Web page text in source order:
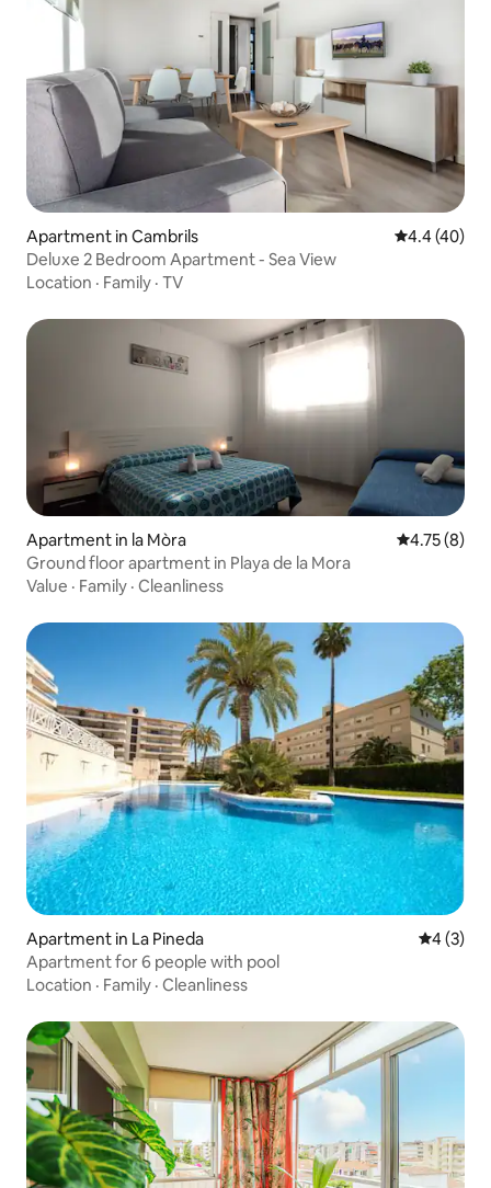
Apartment in Cambrils 4.4 out of 5
4.4 (40)
Deluxe 2 Bedroom Apartment - Sea View
Location · Family · TV
Apartment in la Mòra 4.75 out of
4.75 (8)
Ground floor apartment in Playa de la Mora
Value · Family · Cleanliness
Apartment in La Pineda 4 out of
4 (3)
Apartment for 6 people with pool
Location · Family · Cleanliness